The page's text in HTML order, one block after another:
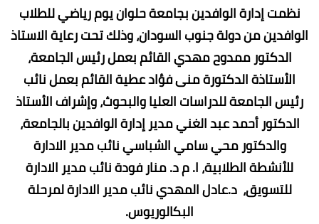
نظمت إدارة الوافدين بجامعة حلوان يوم رياضي للطلاب
الوافدين من دولة جنوب السودان، وذلك تحت رعاية الاستاذ
الدكتور ممدوح مهدي القائم بعمل رئيس الجامعة،
الأستاذة الدكتورة منى فؤاد عطية القائم بعمل نائب
رئيس الجامعة للدراسات العليا والبحوث، وإشراف الأستاذ
الدكتور أحمد عبد الغني مدير إدارة الوافدين بالجامعة،
والدكتور محي سامي الشباسي نائب مدير الادارة
للأنشطة الطلابية، ا. م د. منار فودة نائب مدير الادارة
للتسويق، د.عادل المهدي نائب مدير الادارة لمرحلة
البكالوريوس.